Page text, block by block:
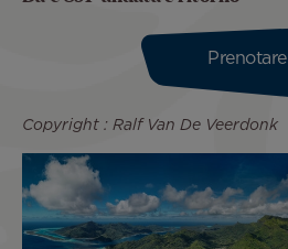
Prenotare
Copyright : Ralf Van De Veerdonk